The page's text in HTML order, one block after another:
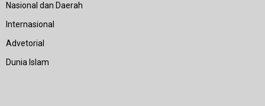
Nasional dan Daerah
Internasional
Advetorial
Dunia Islam